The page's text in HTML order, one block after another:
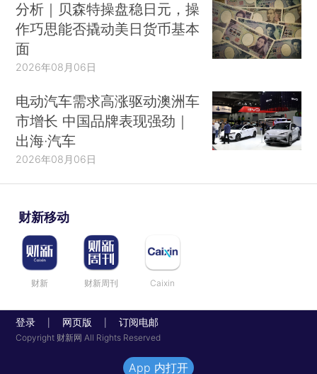
分析｜贝森特操盘稳日元，操
作巧思能否撬动美日货币基本
面
2026年08月06日
电动汽车需求高涨驱动澳洲车
市增长 中国品牌表现强劲｜
出海·汽车
2026年08月06日
财新移动
财新 财新周刊 Caixin
登录 网页版 订阅电邮
Copyright 财新网 All Rights Reserved
App 内打开